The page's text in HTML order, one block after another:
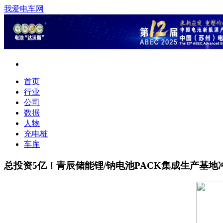
我爱电车网
首页
行业
公司
数据
人物
充电桩
车库
总投资5亿！青辰储能锂/钠电池PACK集成生产基地